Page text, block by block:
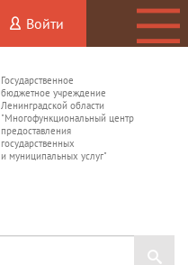
Войти
Государственное
бюджетное учреждение
Ленинградской области
"Многофункциональный центр
предоставления
государственных
и муниципальных услуг"